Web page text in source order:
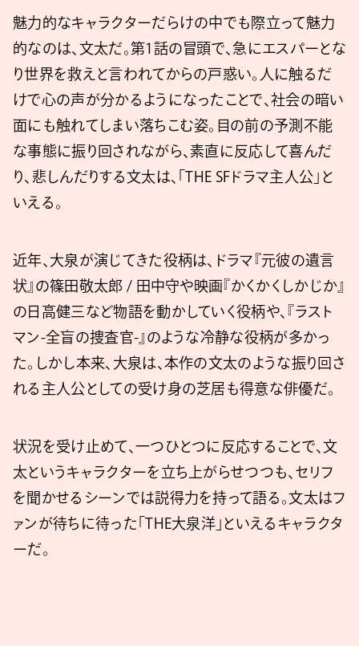
魅力的なキャラクターだらけの中でも際立って魅力
的なのは、文太だ。第1話の冒頭で、急にエスパーとな
り世界を救えと言われてからの戸惑い。人に触るだ
けで心の声が分かるようになったことで、社会の暗い
面にも触れてしまい落ちこむ姿。目の前の予測不能
な事態に振り回されながら、素直に反応して喜んだ
り、悲しんだりする文太は、「THE SFドラマ主人公」と
いえる。
近年、大泉が演じてきた役柄は、ドラマ『元彼の遺言
状』の篠田敬太郎 / 田中守や映画『かくかくしかじか』
の日高健三など物語を動かしていく役柄や、『ラスト
マン-全盲の捜査官-』のような冷静な役柄が多かっ
た。しかし本来、大泉は、本作の文太のような振り回さ
れる主人公としての受け身の芝居も得意な俳優だ。
状況を受け止めて、一つひとつに反応することで、文
太というキャラクターを立ち上がらせつつも、セリフ
を聞かせるシーンでは説得力を持って語る。文太はフ
ァンが待ちに待った「THE大泉洋」といえるキャラクタ
ーだ。